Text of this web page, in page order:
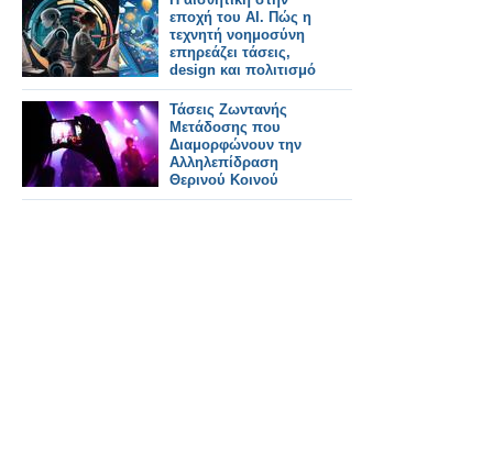
εποχή του AI. Πώς η
τεχνητή νοημοσύνη
επηρεάζει τάσεις,
design και πολιτισμό
Τάσεις Ζωντανής
Μετάδοσης που
Διαμορφώνουν την
Αλληλεπίδραση
Θερινού Κοινού